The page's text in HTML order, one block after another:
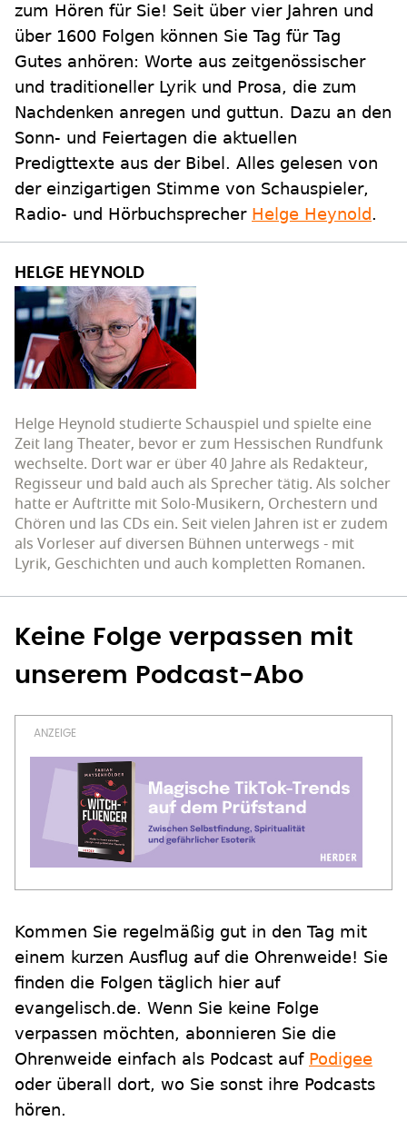
zum Hören für Sie! Seit über vier Jahren und
über 1600 Folgen können Sie Tag für Tag
Gutes anhören: Worte aus zeitgenössischer
und traditioneller Lyrik und Prosa, die zum
Nachdenken anregen und guttun. Dazu an den
Sonn- und Feiertagen die aktuellen
Predigttexte aus der Bibel. Alles gelesen von
der einzigartigen Stimme von Schauspieler,
Radio- und Hörbuchsprecher Helge Heynold.
HELGE HEYNOLD
Helge Heynold studierte Schauspiel und spielte eine
Zeit lang Theater, bevor er zum Hessischen Rundfunk
wechselte. Dort war er über 40 Jahre als Redakteur,
Regisseur und bald auch als Sprecher tätig. Als solcher
hatte er Auftritte mit Solo-Musikern, Orchestern und
Chören und las CDs ein. Seit vielen Jahren ist er zudem
als Vorleser auf diversen Bühnen unterwegs - mit
Lyrik, Geschichten und auch kompletten Romanen.
Keine Folge verpassen mit
unserem Podcast-Abo
Kommen Sie regelmäßig gut in den Tag mit
einem kurzen Ausflug auf die Ohrenweide! Sie
finden die Folgen täglich hier auf
evangelisch.de. Wenn Sie keine Folge
verpassen möchten, abonnieren Sie die
Ohrenweide einfach als Podcast auf Podigee
oder überall dort, wo Sie sonst ihre Podcasts
hören.